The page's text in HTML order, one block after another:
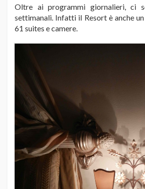
Oltre ai programmi giornalieri, ci
settimanali. Infatti il Resort è anche
61 suites e camere.